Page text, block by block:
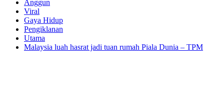
Anggun
Viral
Gaya Hidup
Pengiklanan
Utama
Malaysia luah hasrat jadi tuan rumah Piala Dunia – TPM